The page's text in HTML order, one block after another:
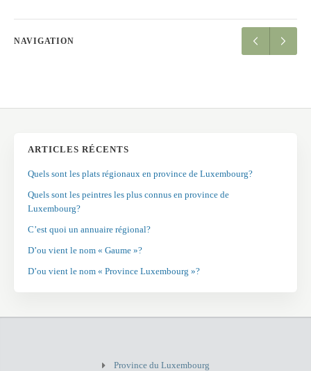
NAVIGATION
ARTICLES RÉCENTS
Quels sont les plats régionaux en province de Luxembourg?
Quels sont les peintres les plus connus en province de
Luxembourg?
C’est quoi un annuaire régional?
D’ou vient le nom « Gaume »?
D’ou vient le nom « Province Luxembourg »?
Province du Luxembourg